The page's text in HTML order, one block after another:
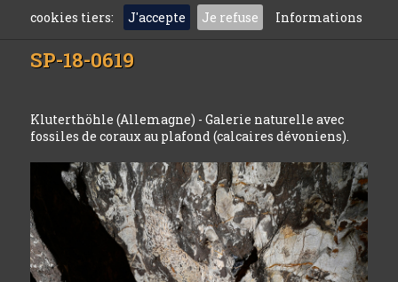
cookies tiers:
J'accepte Je refuse Informations
SP-18-0619
Kluterthöhle (Allemagne) - Galerie naturelle avec
fossiles de coraux au plafond (calcaires dévoniens).